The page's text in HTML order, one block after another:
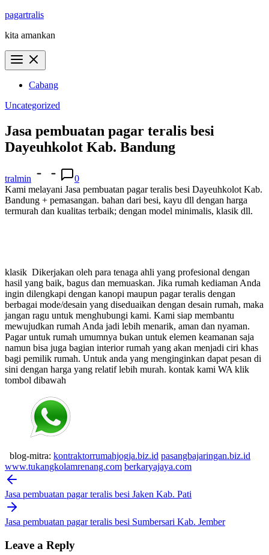
Skip
content
pagartralis
kita amankan
Cabang
Uncategorized
Jasa pembuatan pagar teralis besi
Dayeuhkolot Kab. Bandung
tralmin
0
Kami melayani Jasa pembuatan pagar teralis besi Dayeuhkolot Kab.
Bandung + pemasangan. bahan dari besi, kayu dll dengan harga
termurah dan kualitas terbaik; dengan model minimalis, klasik dll.
klasik Dikerjakan oleh para tenaga ahli yang profesional dengan
hasil yang baik, bagus dan memuaskan. Jika rumah kediaman Anda
ingin dilengkapi dengan kanopi maupun pagar teralis dengan
berbagai mode/desain yang diseduaikan dengan desain rumah, maka
jangan ragu untuk menghubungi kami. Kami siap membantu
mewujudkan rumah Anda jadi lebih menarik, aman dan nyaman.
Pagar untuk rumah umumnya bukan untuk elemen keamanan saja
namun bisa juga bagian interior rumah yang akan menjadi ciri khas
bagi pemilik rumah. Untuk anda yang menginginkan dapat pesan di
sini dengan harga yang relatif lebih murah. kontak kami WA klik
tombol dibawah
blog-mitra: kontraktorrumahjogja.biz.id pasangbajaringan.biz.id
www.tukangkolamrenang.com berkaryajaya.com
Post
navigation
Jasa pembuatan pagar teralis besi Jaken Kab. Pati
Jasa pembuatan pagar teralis besi Sumbersari Kab. Jember
Leave a Reply